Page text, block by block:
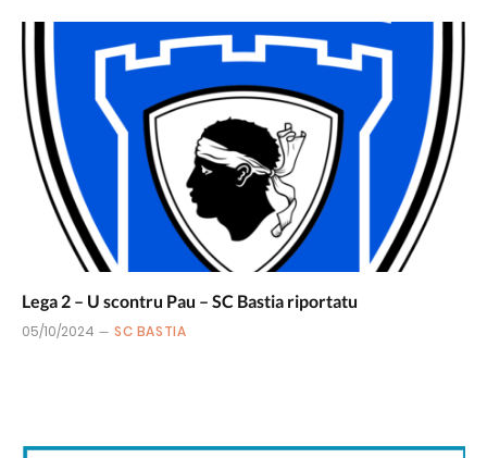
Lega 2 – U scontru Pau – SC Bastia riportatu
05/10/2024 SC BASTIA